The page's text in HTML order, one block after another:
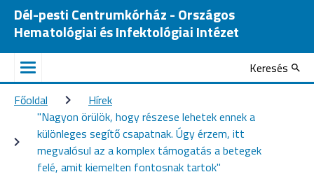
Dél-pesti Centrumkórház - Országos
Hematológiai és Infektológiai Intézet
Keresés
Főoldal
Hírek
"Nagyon örülök, hogy részese lehetek ennek a
különleges segítő csapatnak. Úgy érzem, itt
megvalósul az a komplex támogatás a betegek
felé, amit kiemelten fontosnak tartok"